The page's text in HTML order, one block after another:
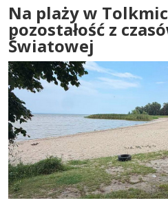
Na plaży w
pozostałość z
Światowej